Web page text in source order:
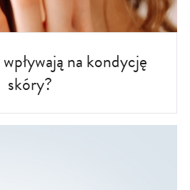
na kondycję
skóry?